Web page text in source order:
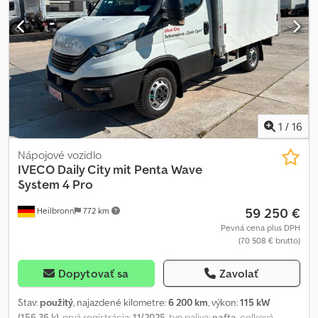
prevodovka * FIN : VANL84ZZZ3Y106819 * Typ motora :
D0836LFL03 * Kw : 206 * Euro 3 * Objem motora : 6871 cm³ *
Pohotovostná hmotnosť : 7160 kg * Celková hmotnosť : 15000 kg *
Nosnosť : 7765 kg * Rázvor náprav : 4575 mm * Vnútorná dĺžka
skrine : 6,50 m * Vnútorná šírka skrine : 2,40 m * Vnútorná výška
skrine : 2 m * Dĺžka vozidla : 8400 mm * Šírka vozidla : 2550 mm *
Výška vozidla : 3200 mm * Pneumatiky : 305 / 70 R 19,5 *
Diferencovaná daň * Všetky údaje bez záruky
1 / 16
Heilbronn 772 km
Nápojové vozidlo
IVECO Daily City mit Penta Wave
System 4 Pro
59 250 €
Pevná cena plus DPH
(70 508 € brutto)
Dopytovať sa Zavolať
Stav: použitý, najazdené kilometre:6 200 km, výkon:115 kW